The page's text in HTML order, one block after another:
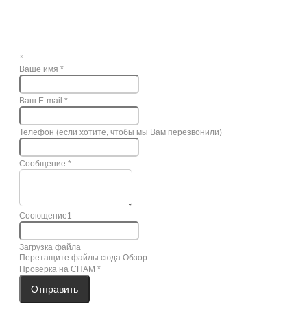
×
Ваше имя *
Ваш E-mail *
Телефон (если хотите, чтобы мы Вам перезвонили)
Сообщение *
Сооющение1
Загрузка файла
Перетащите файлы сюда Обзор
Проверка на СПАМ *
Отправить